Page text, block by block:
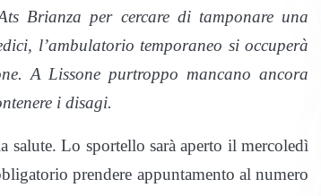
Brianza per cercare di tamponare una
l’ambulatorio temporaneo si occuperà
A Lissone purtroppo mancano ancora
i disagi.
salute. Lo sportello sarà aperto il mercoledì
prendere appuntamento al numero